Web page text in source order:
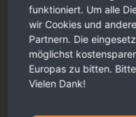
funktioniert. Um alle
wir Cookies und
Partnern. Die
möglichst
Europas zu bitten.
Vielen Dank!